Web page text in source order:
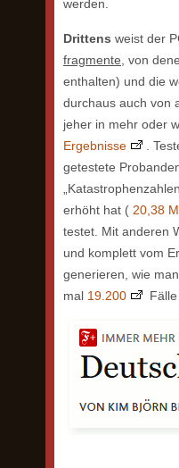
werden.
Drittens weist der
fragmente , von
enthalten) und die
durchaus auch von
jeher in mehr oder
Ergebnisse
.
getestete
erhöht hat ( 20,38
testet. Mit anderen
und komplett vom
generieren, wie
mal 19.200